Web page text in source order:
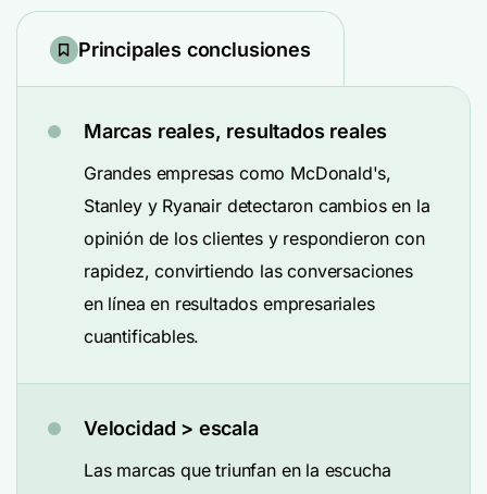
Principales conclusiones
Marcas reales, resultados reales
Grandes empresas como McDonald's,
Stanley y Ryanair detectaron cambios en la
opinión de los clientes y respondieron con
rapidez, convirtiendo las conversaciones
en línea en resultados empresariales
cuantificables.
Velocidad > escala
Las marcas que triunfan en la escucha